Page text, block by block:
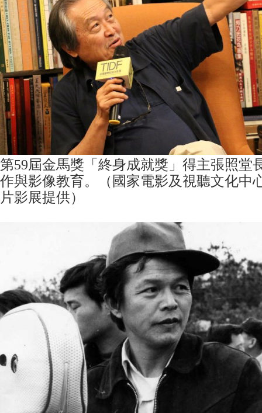
第59屆金馬獎「終身成就獎」得主張照堂
作與影像教育。（國家電影及視聽文化中
片影展提供）